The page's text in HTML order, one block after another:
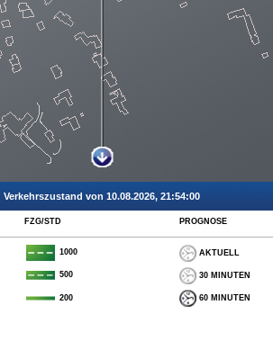
Verkehrszustand von 10.08.2026, 21:54:00
FZG/STD PROGNOSE
1000 AKTUELL
500 30 MINUTEN
200 60 MINUTEN